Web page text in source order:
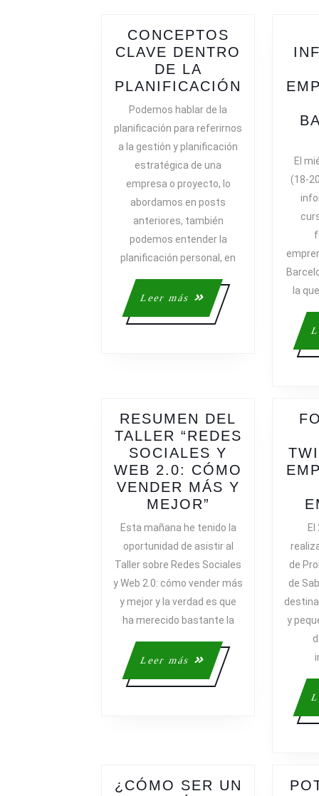
CONCEPTOS
CLAVE DENTRO
DE LA
PLANIFICACIÓN
DENTRO
Podemos hablar de la
planificación para referirnos
a la gestión y planificación
estratégica de una
empresa o proyecto, lo
abordamos en posts
anteriores, también
podemos entender la
planificación personal, en
Leer más
Leer
más
El
(18-
la
RESUMEN DEL
TALLER “REDES
SOCIALES Y
WEB 2.0: CÓMO
VENDER MÁS Y
MEJOR”
DEL
“REDES
SOCIALES
Y
WEB
2.0:
CÓMO
VENDER
MÁS
Y
Esta mañana he tenido la
oportunidad de asistir al
Taller sobre Redes Sociales
y Web 2.0: cómo vender más
y mejor y la verdad es que
ha merecido bastante la
Leer más
Leer
más
de
de
y
¿CÓMO SER UN